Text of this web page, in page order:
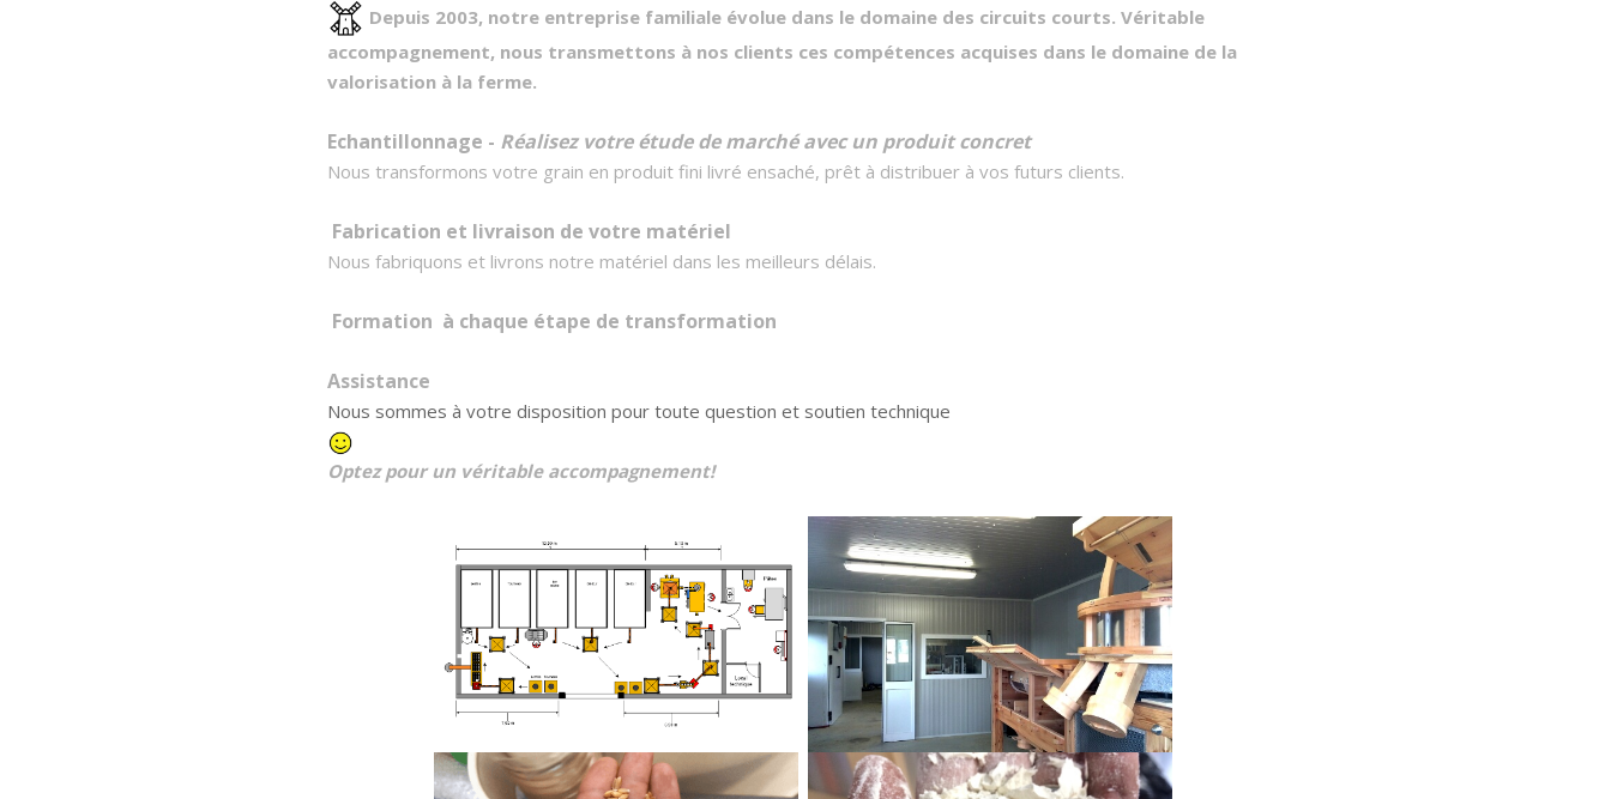
Depuis 2003, notre entreprise familiale évolue dans le domaine des circuits courts. Véritable
accompagnement, nous transmettons à nos clients ces compétences acquises dans le domaine de la
valorisation à la ferme.
Echantillonnage - Réalisez votre étude de marché avec un produit concret
Nous transformons votre grain en produit fini livré ensaché, prêt à distribuer à vos futurs clients.
Fabrication et livraison de votre matériel
Nous fabriquons et livrons notre matériel dans les meilleurs délais.
Formation à chaque étape de transformation
Assistance
Nous sommes à votre disposition pour toute question et soutien technique
Optez pour un véritable accompagnement!